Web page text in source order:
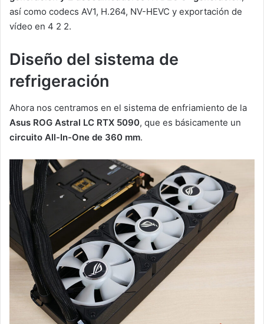
así como codecs AV1, H.264, NV-HEVC y exportación de
vídeo en 4 2 2.
Diseño del sistema de
refrigeración
Ahora nos centramos en el sistema de enfriamiento de la
Asus ROG Astral LC RTX 5090, que es básicamente un
circuito All-In-One de 360 mm.